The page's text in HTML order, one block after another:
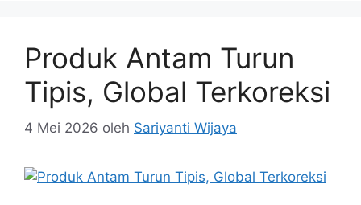
Produk Antam Turun
Tipis, Global Terkoreksi
4 Mei 2026 oleh Sariyanti Wijaya